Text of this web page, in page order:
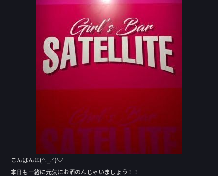
o
こんばんは(^._.^)♡
本日も一緒に元気にお酒のんじゃいましょう！！